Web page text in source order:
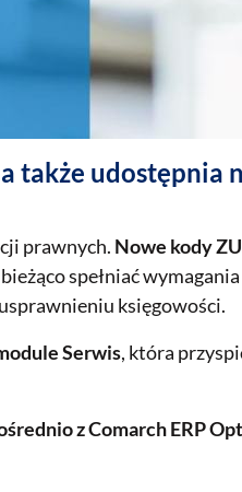
także udostępnia
prawnych. Nowe kody
spełniać
księgowości.
Serwis, która
z Comarch ERP